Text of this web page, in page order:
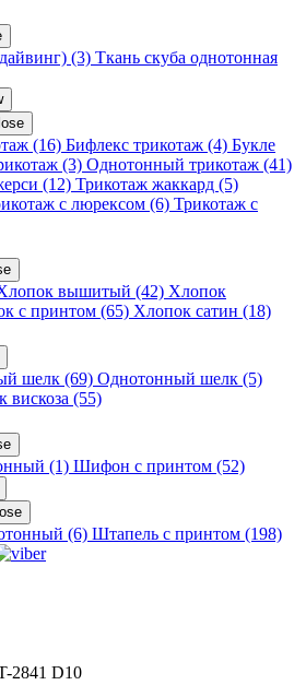
(3) Ткань скуба однотонная
(16) Бифлекс трикотаж (4) Букле
(3) Однотонный трикотаж (41)
(12) Трикотаж жаккард (5)
с люрексом (6) Трикотаж с
вышитый (42) Хлопок
с принтом (65) Хлопок сатин (18)
шелк (69) Однотонный шелк (5)
вискоза (55)
(1) Шифон с принтом (52)
(6) Штапель с принтом (198)
2841 D10